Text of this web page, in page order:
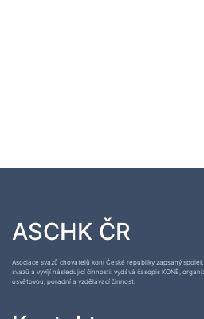
ASCHK ČR
Asociace svazů chovatelů koní České republiky zapsaný
svazů a vyvíjí následující činnosti: vydává časopis KONĚ,
osvětovou, poradní a vzdělávací činnost.